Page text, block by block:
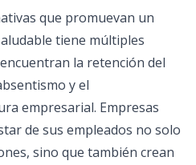
que promuevan un
tiene múltiples
la retención del
y el
empresarial. Empresas
de sus empleados no solo
sino que también crean